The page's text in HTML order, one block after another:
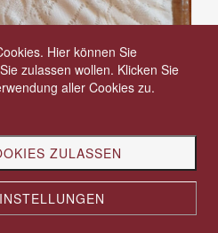
Spitze, weiss, Grösse S-
Hier können Sie
zulassen wollen. Klicken Sie
aller Cookies zu.
ZULASSEN